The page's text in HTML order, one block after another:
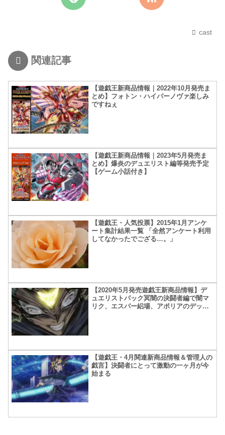
cast
関連記事
【遊戯王新商品情報｜2022年10月発売ま
とめ】フォトン・ハイパーノヴァ楽しみ
ですねぇ
【遊戯王新商品情報｜2023年5月発売ま
とめ】爆炎のデュエリスト編等発売予定
【ゲーム小話付き】
【遊戯王・人気投票】2015年1月アンケ
ート集計結果一覧 「全然アンケート利用
してなかったでござる…。」
【2020年5月発売遊戯王新商品情報】デ
ュエリストパック冥闇の決闘者編で闇マ
リク、エスパー絽場、アポリアのデッキ
【遊戯王・4月関連新商品情報＆管理人の
戯言】決闘者にとって激動の一ヶ月が今
始まる